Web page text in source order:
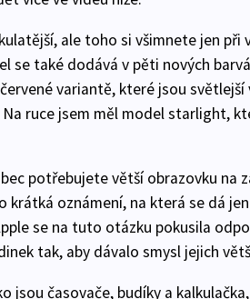
ale toho si všimnete jen při
se také dodává v pěti nových
variantě, které jsou
ruce jsem měl model starlight,
potřebujete větší obrazovku na
krátká oznámení, na která se dá
se na tuto otázku pokusila
tak, aby dávalo smysl jejich
jsou časovače, budíky a